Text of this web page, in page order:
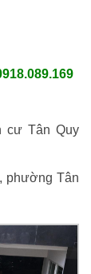
cư Tân Quy
phường Tân